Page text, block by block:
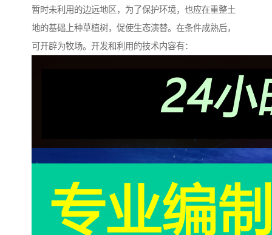
暂时未利用的边远地区，为了保护环境，也应在重整土
地的基础上种草植树，促使生态演替。在条件成熟后，
可开辟为牧场。开发和利用的技术内容有：